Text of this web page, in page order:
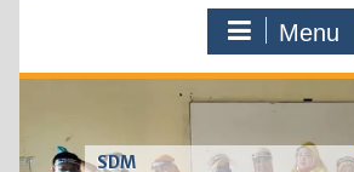
Menu
SDM